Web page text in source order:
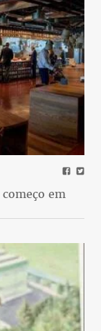
em